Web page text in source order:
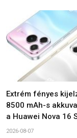
Extrém fényes
8500 mAh-s
a Huawei Nova 16
2026-08-07